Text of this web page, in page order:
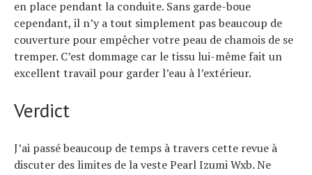
en place pendant la conduite. Sans garde-boue
cependant, il n’y a tout simplement pas beaucoup de
couverture pour empêcher votre peau de chamois de se
tremper. C’est dommage car le tissu lui-même fait un
excellent travail pour garder l’eau à l’extérieur.
Verdict
J’ai passé beaucoup de temps à travers cette revue à
discuter des limites de la veste Pearl Izumi Wxb. Ne